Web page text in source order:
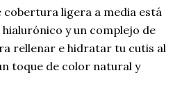
cobertura ligera a media está
y un complejo de
rellenar e hidratar tu cutis al
toque de color natural y